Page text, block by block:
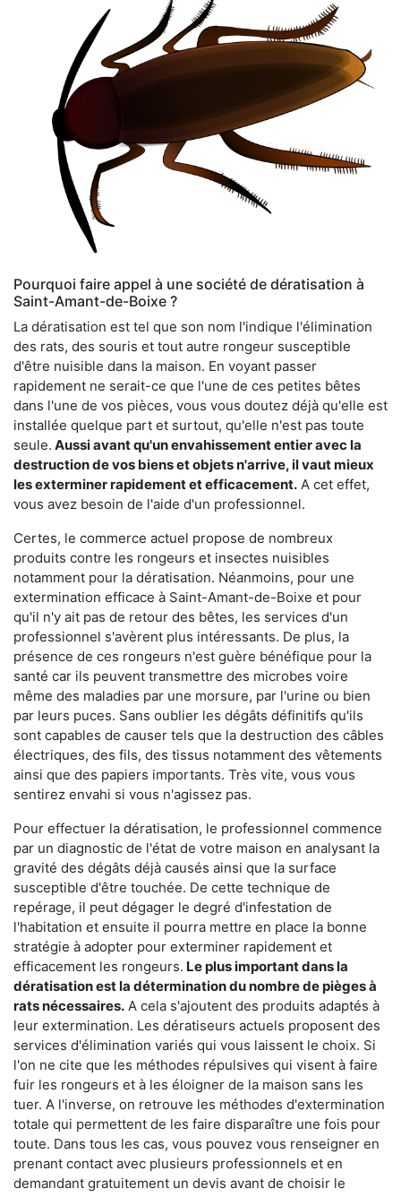
Pourquoi faire appel à une société de dératisation à
Saint-Amant-de-Boixe ?
La dératisation est tel que son nom l'indique l'élimination
des rats, des souris et tout autre rongeur susceptible
d'être nuisible dans la maison. En voyant passer
rapidement ne serait-ce que l'une de ces petites bêtes
dans l'une de vos pièces, vous vous doutez déjà qu'elle est
installée quelque part et surtout, qu'elle n'est pas toute
seule. Aussi avant qu'un envahissement entier avec la
destruction de vos biens et objets n'arrive, il vaut mieux
les exterminer rapidement et efficacement. A cet effet,
vous avez besoin de l'aide d'un professionnel.
Certes, le commerce actuel propose de nombreux
produits contre les rongeurs et insectes nuisibles
notamment pour la dératisation. Néanmoins, pour une
extermination efficace à Saint-Amant-de-Boixe et pour
qu'il n'y ait pas de retour des bêtes, les services d'un
professionnel s'avèrent plus intéressants. De plus, la
présence de ces rongeurs n'est guère bénéfique pour la
santé car ils peuvent transmettre des microbes voire
même des maladies par une morsure, par l'urine ou bien
par leurs puces. Sans oublier les dégâts définitifs qu'ils
sont capables de causer tels que la destruction des câbles
électriques, des fils, des tissus notamment des vêtements
ainsi que des papiers importants. Très vite, vous vous
sentirez envahi si vous n'agissez pas.
Pour effectuer la dératisation, le professionnel commence
par un diagnostic de l'état de votre maison en analysant la
gravité des dégâts déjà causés ainsi que la surface
susceptible d'être touchée. De cette technique de
repérage, il peut dégager le degré d'infestation de
l'habitation et ensuite il pourra mettre en place la bonne
stratégie à adopter pour exterminer rapidement et
efficacement les rongeurs. Le plus important dans la
dératisation est la détermination du nombre de pièges à
rats nécessaires. A cela s'ajoutent des produits adaptés à
leur extermination. Les dératiseurs actuels proposent des
services d'élimination variés qui vous laissent le choix. Si
l'on ne cite que les méthodes répulsives qui visent à faire
fuir les rongeurs et à les éloigner de la maison sans les
tuer. A l'inverse, on retrouve les méthodes d'extermination
totale qui permettent de les faire disparaître une fois pour
toute. Dans tous les cas, vous pouvez vous renseigner en
prenant contact avec plusieurs professionnels et en
demandant gratuitement un devis avant de choisir le